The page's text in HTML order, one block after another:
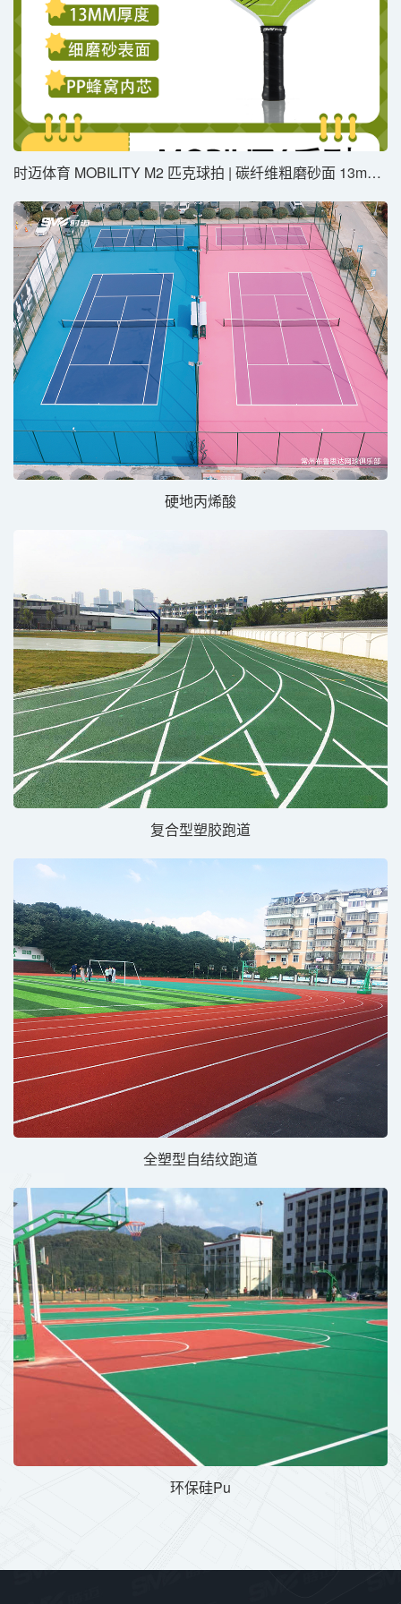
时迈体育 MOBILITY M2 匹克球拍 | 碳纤维粗磨砂⾯ 13mm薄芯 PP蜂窝内芯 ⽐赛级⾼ 旋转控制
硬地丙烯酸
复合型塑胶跑道
全塑型自结纹跑道
环保硅Pu